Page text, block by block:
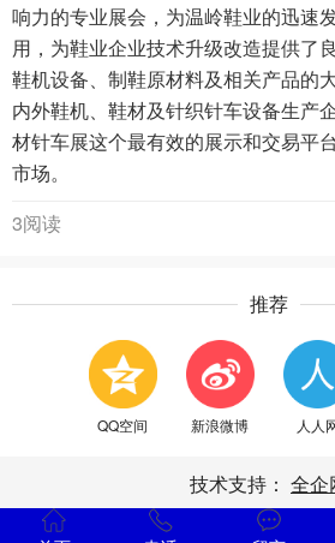
响力的专业展会，为温岭鞋业的迅速
用，为鞋业企业技术升级改造提供了
鞋机设备、制鞋原材料及相关产品的
内外鞋机、鞋材及针织针车设备生产
材针车展这个最有效的展示和交易平
市场。
3阅读
推荐
QQ空间 新浪微博 人人
技术支持： 全企